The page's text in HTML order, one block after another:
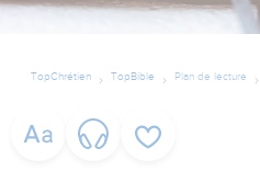
TopChrétien TopBible Plan de lecture